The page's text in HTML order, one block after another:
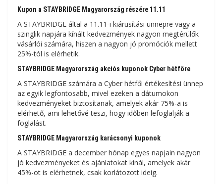
Kupon a STAYBRIDGE Magyarország részére 11.11
A STAYBRIDGE által a 11.11-i kiárusítási ünnepre vagy a
szinglik napjára kínált kedvezmények nagyon megtérülők
vásárlói számára, hiszen a nagyon jó promóciók mellett
25%-tól is elérhetik.
STAYBRIDGE Magyarország akciós kuponok Cyber ​​​​hétfőre
A STAYBRIDGE számára a Cyber ​​​​hétfői értékesítési ünnep
az egyik legfontosabb, mivel ezeken a dátumokon
kedvezményeket biztosítanak, amelyek akár 75%-a is
elérhető, ami lehetővé teszi, hogy időben lefoglalják a
foglalást.
STAYBRIDGE Magyarország karácsonyi kuponok
A STAYBRIDGE a december hónap egyes napjain nagyon
jó kedvezményeket és ajánlatokat kínál, amelyek akár
45%-ot is elérhetnek, csak korlátozott ideig.